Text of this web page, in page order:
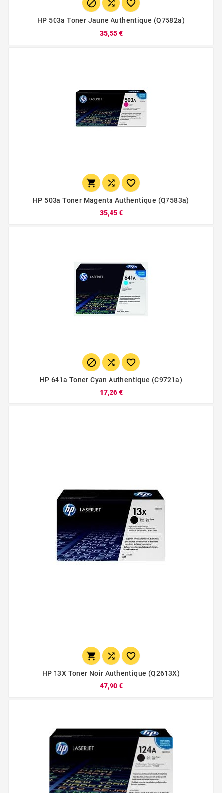
  
HP 503a Toner Jaune Authentique (q7582a)
35,55 €
  
HP 503a Toner Magenta Authentique (q7583a)
35,45 €
  
HP 641a Toner Cyan Authentique (c9721a)
17,26 €
  
HP 13X Toner Noir Authentique (q2613X)
47,90 €